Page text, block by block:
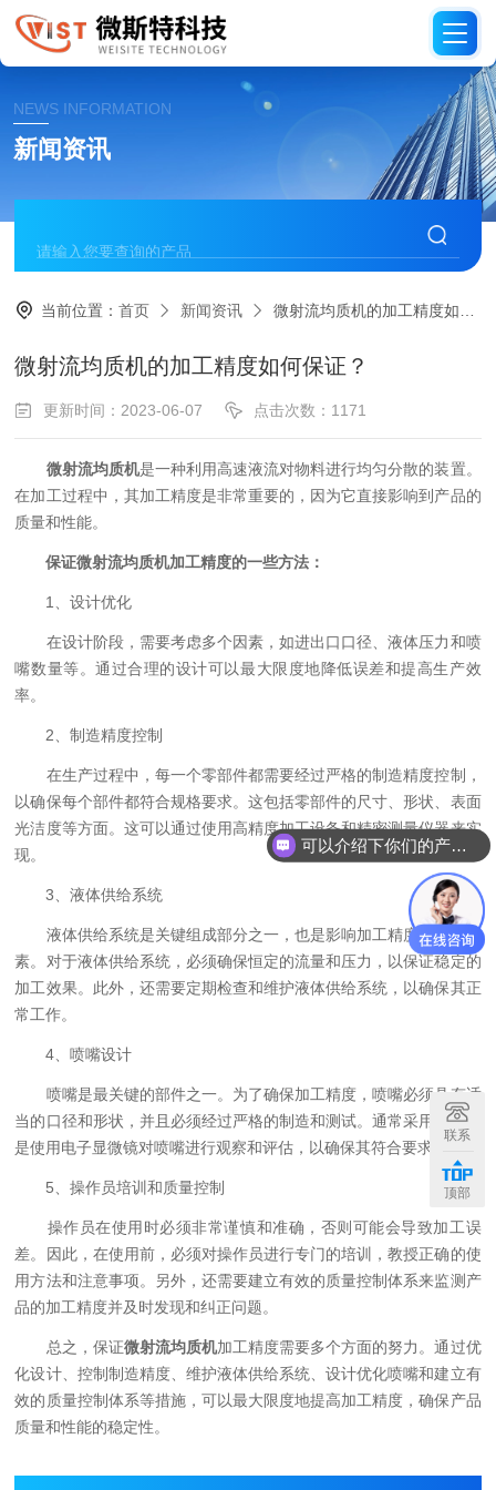
NEWS INFORMATION
新闻资讯
当前位置：首页 新闻资讯 微射流均质机的加工精度如何保证？
微射流均质机的加工精度如何保证？
更新时间：2023-06-07 点击次数：1171
微射流均质机是一种利用高速液流对物料进行均匀分散的装置。
在加工过程中，其加工精度是非常重要的，因为它直接影响到产品的
质量和性能。
保证微射流均质机加工精度的一些方法：
1、设计优化
在设计阶段，需要考虑多个因素，如进出口口径、液体压力和喷
嘴数量等。通过合理的设计可以最大限度地降低误差和提高生产效
率。
2、制造精度控制
在生产过程中，每一个零部件都需要经过严格的制造精度控制，
以确保每个部件都符合规格要求。这包括零部件的尺寸、形状、表面
光洁度等方面。这可以通过使用高精度加工设备和精密测量仪器来实
现。
3、液体供给系统
液体供给系统是关键组成部分之一，也是影响加工精度的重要因
素。对于液体供给系统，必须确保恒定的流量和压力，以保证稳定的
加工效果。此外，还需要定期检查和维护液体供给系统，以确保其正
常工作。
4、喷嘴设计
喷嘴是最关键的部件之一。为了确保加工精度，喷嘴必须具有适
当的口径和形状，并且必须经过严格的制造和测试。通常采用的方法
是使用电子显微镜对喷嘴进行观察和评估，以确保其符合要求。
5、操作员培训和质量控制
操作员在使用时必须非常谨慎和准确，否则可能会导致加工误
差。因此，在使用前，必须对操作员进行专门的培训，教授正确的使
用方法和注意事项。另外，还需要建立有效的质量控制体系来监测产
品的加工精度并及时发现和纠正问题。
总之，保证微射流均质机加工精度需要多个方面的努力。通过优
化设计、控制制造精度、维护液体供给系统、设计优化喷嘴和建立有
效的质量控制体系等措施，可以最大限度地提高加工精度，确保产品
质量和性能的稳定性。
联系
顶部
可以介绍下你们的产品么